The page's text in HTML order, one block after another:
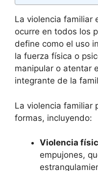
La violencia familiar
ocurre en todos los
define como el uso
la fuerza física o
manipular o atentar
integrante de la
La violencia familiar
formas, incluyendo:
Violencia
empujones,